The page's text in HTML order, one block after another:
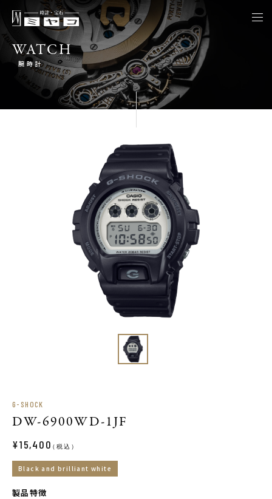
WATCH
腕時計
G-SHOCK
DW-6900WD-1JF
¥15,400（税込）
Black and brilliant white
製品特徴